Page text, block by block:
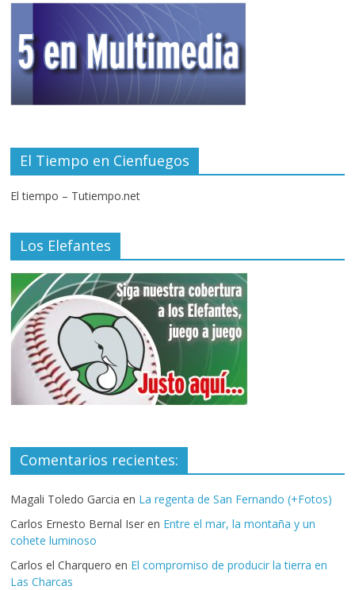
El Tiempo en Cienfuegos
El tiempo – Tutiempo.net
Los Elefantes
Comentarios recientes:
Magali Toledo Garcia en La regenta de San Fernando (+Fotos)
Carlos Ernesto Bernal Iser en Entre el mar, la montaña y un
cohete luminoso
Carlos el Charquero en El compromiso de producir la tierra en
Las Charcas